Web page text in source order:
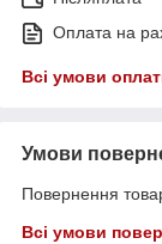
Оплата на
Всі умови
Умови
Повернення
Всі умови